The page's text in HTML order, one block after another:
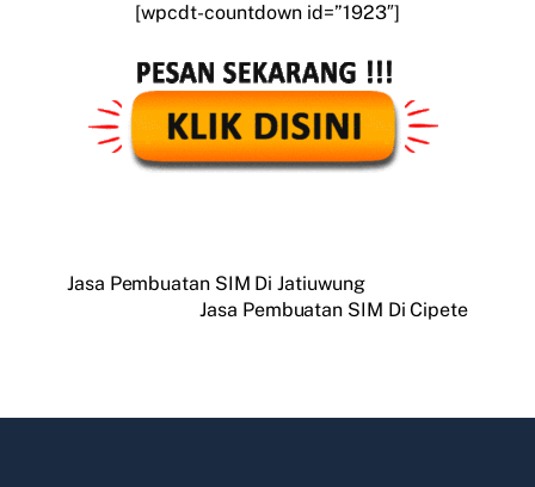
[wpcdt-countdown id=”1923″]
Jasa Pembuatan SIM Di Jatiuwung
Jasa Pembuatan SIM Di Cipete